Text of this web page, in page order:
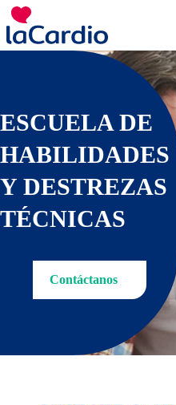
Nota:
este
sitio
sistema
de
accesibilidad.
ESCUELA DE
HABILIDADES
Y DESTREZAS
TÉCNICAS
Contáctanos